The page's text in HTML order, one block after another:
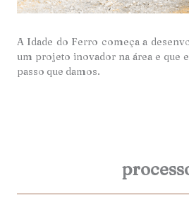
A Idade do Ferro começa a
um projeto inovador na área e que
passo que damos.